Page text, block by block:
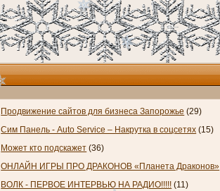
Продвижение сайтов для бизнеса Запорожье (29)
Сим Панель - Auto Service – Накрутка в соцсетях (15)
Может кто подскажет (36)
ОНЛАЙН ИГРЫ ПРО ДРАКОНОВ «Планета Драконов»
ВОЛК - ПЕРВОЕ ИНТЕРВЬЮ НА РАДИО!!!!! (11)